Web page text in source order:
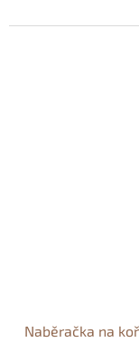
Naběračka na